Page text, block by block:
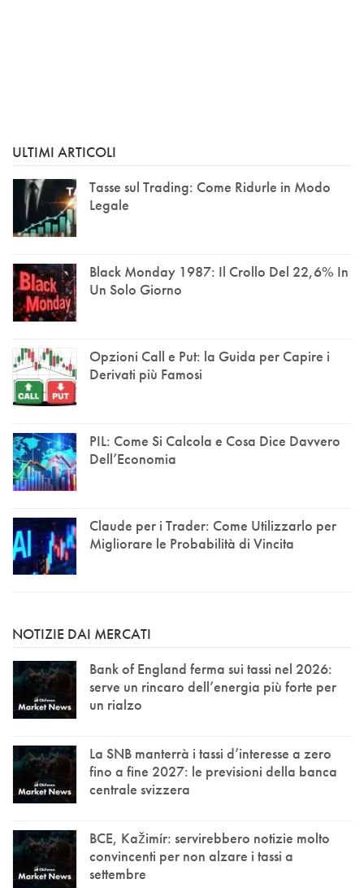
ULTIMI ARTICOLI
Tasse sul Trading: Come Ridurle in Modo
Legale
Black Monday 1987: Il Crollo Del 22,6% In
Un Solo Giorno
Opzioni Call e Put: la Guida per Capire i
Derivati più Famosi
PIL: Come Si Calcola e Cosa Dice Davvero
Dell’Economia
Claude per i Trader: Come Utilizzarlo per
Migliorare le Probabilità di Vincita
NOTIZIE DAI MERCATI
Bank of England ferma sui tassi nel 2026:
serve un rincaro dell’energia più forte per
un rialzo
La SNB manterrà i tassi d’interesse a zero
fino a fine 2027: le previsioni della banca
centrale svizzera
BCE, Kažimír: servirebbero notizie molto
convincenti per non alzare i tassi a
settembre